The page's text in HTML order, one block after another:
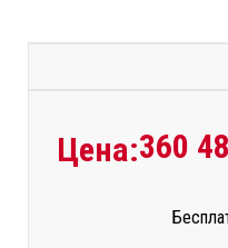
Цена:360